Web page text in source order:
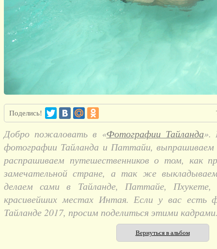
Поделись!
Добро пожаловать в «Фотографии Тайланда».
фотографии Тайланда и Паттайи, выпрашиваем
распрашиваем путешественников о том, как
замечательной стране, а так же
делаем сами в Тайланде, Паттайе,
красивейших местах Интая. Если у вас есть
Тайланде 2017, просим поделиться этими
Вернуться в альбом